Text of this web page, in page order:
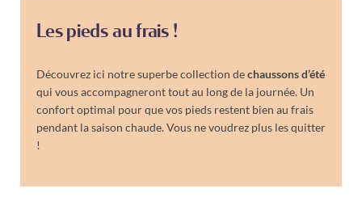
Les pieds au frais !
Découvrez ici notre superbe collection dechaussons d’été
qui vous accompagneront tout au long de la journée. Un
confort optimal pour que vos pieds restent bien au frais
pendant la saison chaude. Vous ne voudrez plus les quitter
!